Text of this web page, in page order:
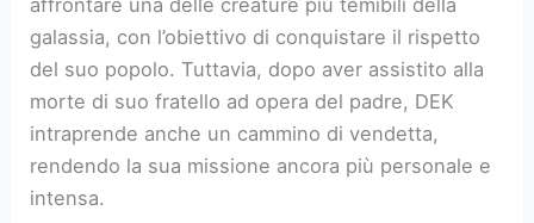
galassia, con l’obiettivo di conquistare il rispetto
del suo popolo. Tuttavia, dopo aver assistito alla
morte di suo fratello ad opera del padre, DEK
intraprende anche un cammino di vendetta,
rendendo la sua missione ancora più personale e
intensa.